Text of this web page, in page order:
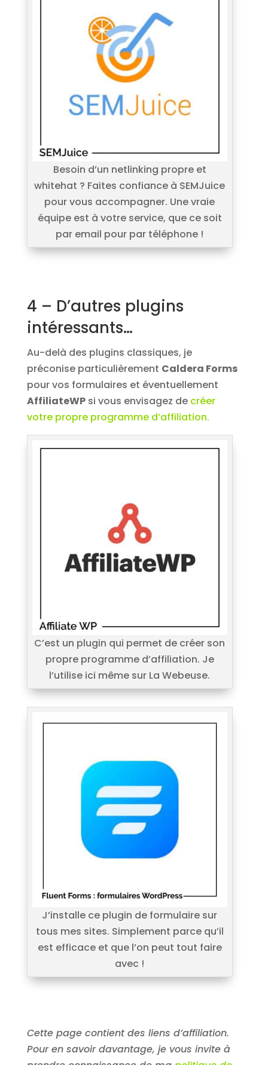
Besoin d’un netlinking propre et
whitehat ? Faites confiance à SEMJuice
pour vous accompagner. Une vraie
équipe est à votre service, que ce soit
par email pour par téléphone !
4 – D’autres plugins
intéressants…
Au-delà des plugins classiques, je
préconise particulièrement Caldera Forms
pour vos formulaires et éventuellement
AffiliateWPsi vous envisagez de créer
votre propre programme d’affiliation.
C’est un plugin qui permet de créer son
propre programme d’affiliation. Je
l’utilise ici même sur La Webeuse.
J’installe ce plugin de formulaire sur
tous mes sites. Simplement parce qu’il
est efficace et que l’on peut tout faire
avec !
Cette page contient des liens d’affiliation.
Pour en savoir davantage, je vous invite à